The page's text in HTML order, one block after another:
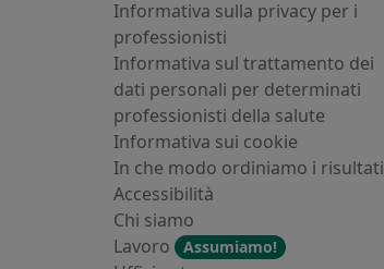
Informativa sulla privacy per i
professionisti
Informativa sul trattamento dei
dati personali per determinati
professionisti della salute
Informativa sui cookie
In che modo ordiniamo i risultati
Accessibilità
Chi siamo
Lavoro
Assumiamo!